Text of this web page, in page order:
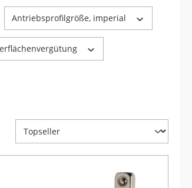
Antriebsprofilgröße, imperial